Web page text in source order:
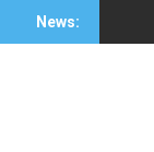
News: